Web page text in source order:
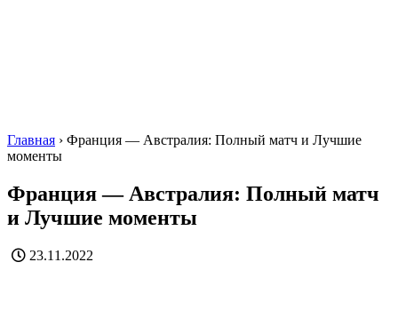
Главная › Франция — Австралия: Полный матч и Лучшие
моменты
Франция — Австралия: Полный матч
и Лучшие моменты
23.11.2022